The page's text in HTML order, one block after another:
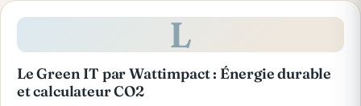
L
Le Green IT par Wattimpact : Énergie durable
et calculateur CO2